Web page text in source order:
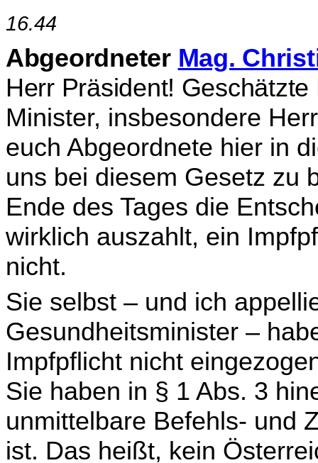
16.44
Abgeordneter Mag.
Herr Präsident! Ge­schätzte
Minister, insbesondere
euch Abgeordnete hier in
uns bei diesem Gesetz zu
Ende des Tages die
wirklich auszahlt, ein
nicht.
Sie selbst – und ich
Gesundheitsminister –
Impfpflicht nicht
Sie haben in § 1 Abs. 3
unmittelbare Befehls- und
ist. Das heißt, kein